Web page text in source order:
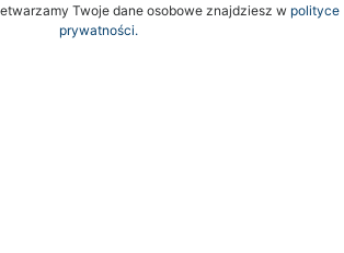
Twoje dane osobowe znajdziesz w polityce
prywatności.